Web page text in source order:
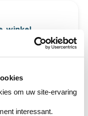
om uw site-ervaring
interessant.
winkel
van je
kleuren te